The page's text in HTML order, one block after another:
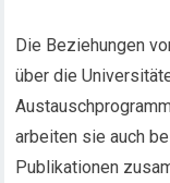
Die Beziehungen
über die
arbeiten sie auch
Publikationen